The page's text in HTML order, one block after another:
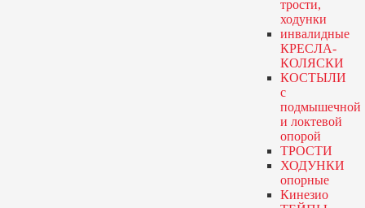
трости,
ходунки
инвалидные
КРЕСЛА-
КОЛЯСКИ
КОСТЫЛИ
с
подмышечной
и локтевой
опорой
ТРОСТИ
ХОДУНКИ
опорные
Кинезио